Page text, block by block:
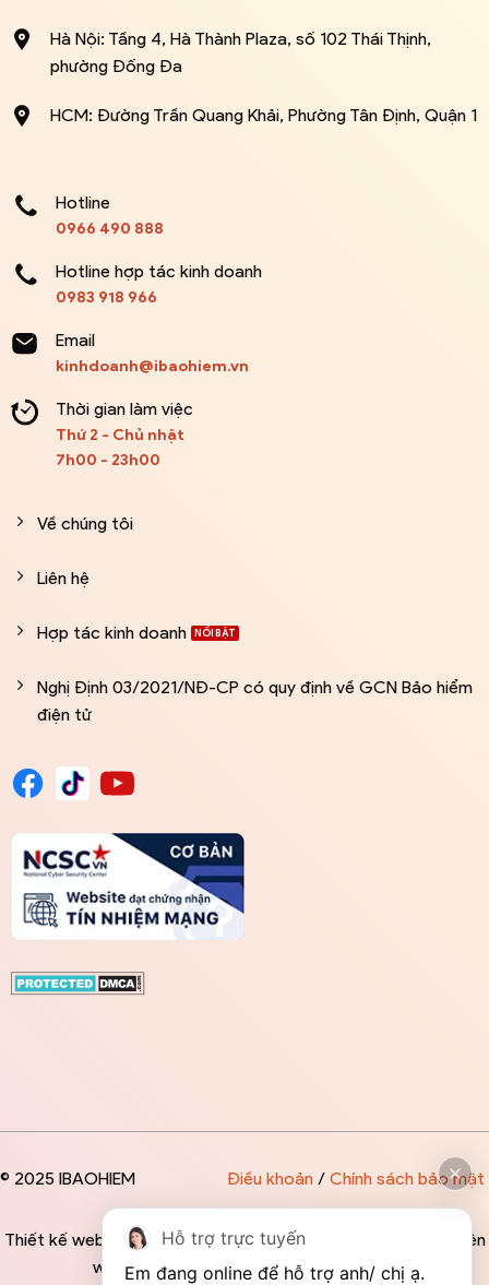
Hà Nội: Tầng 4, Hà Thành Plaza, số 102 Thái Thịnh,
phường Đống Đa
HCM: Đường Trần Quang Khải, Phường Tân Định, Quận 1
Hotline
0966 490 888
Hotline hợp tác kinh doanh
0983 918 966
Email
kinhdoanh@ibaohiem.vn
Thời gian làm việc
Thứ 2 - Chủ nhật
7h00 - 23h00
Về chúng tôi
Liên hệ
Hợp tác kinh doanh
Nghị Định 03/2021/NĐ-CP có quy định về GCN Bảo hiểm
điện tử
© 2025 IBAOHIEM
Thiết kế website độc quyền bởi IBAOHIEM - Mọi thông tin trên
website đều mang tính chất tham khảo
Điều khoản/ Chính sách bảo mật
Hỗ trợ trực tuyến
Em đang online để hỗ trợ anh/ chị ạ.